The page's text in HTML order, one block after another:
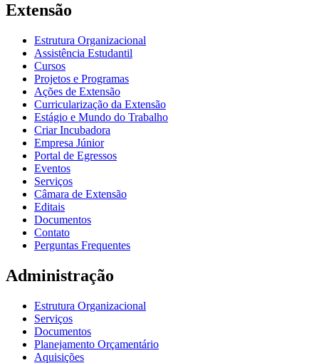
Extensão
Estrutura Organizacional
Assistência Estudantil
Cursos
Projetos e Programas
Ações de Extensão
Curricularização da Extensão
Estágio e Mundo do Trabalho
Criar Incubadora
Empresa Júnior
Portal de Egressos
Eventos
Serviços
Câmara de Extensão
Editais
Documentos
Contato
Perguntas Frequentes
Administração
Estrutura Organizacional
Serviços
Documentos
Planejamento Orçamentário
Aquisições